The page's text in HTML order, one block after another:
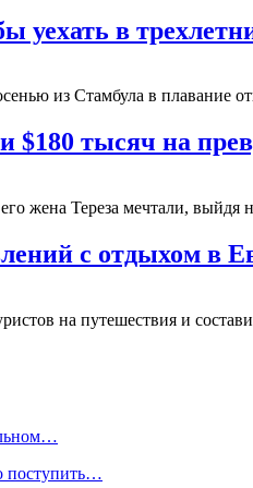
уехать в
из Стамбула в плавание
$180 тысяч на
жена Тереза мечтали,
с отдыхом в
на путешествия и
поступить…